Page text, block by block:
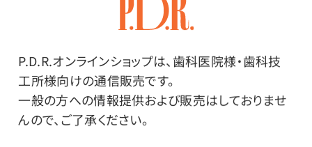
P.D.R.オンラインショップは、歯科医院様・歯科技
工所様向けの通信販売です。
一般の方への情報提供および販売はしておりませ
んので、ご了承ください。
ログイン
商品番号：